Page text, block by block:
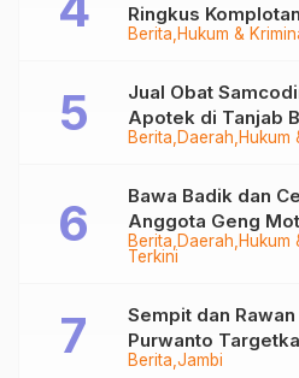
Berita Hukum &
Ringkus
Tungkal
Berita Daerah Hukum
Jual Obat
Apotek di Tanjab
Berita Daerah Hukum
Terkini
Bawa Badik dan
Anggota Geng
Diringkus
Berita Jambi
Sempit dan
Purwanto
Tungkal-Jambi